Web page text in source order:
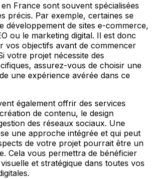
France sont souvent spécialisées
précis. Par exemple, certaines se
développement de sites e-commerce,
ou le marketing digital. Il est donc
vos objectifs avant de commencer
votre projet nécessite des
assurez-vous de choisir une
une expérience avérée dans ce
également offrir des services
de contenu, le design
des réseaux sociaux. Une
une approche intégrée et qui peut
de votre projet pourrait être un
Cela vous permettra de bénéficier
et stratégique dans toutes vos